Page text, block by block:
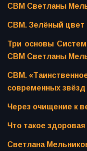
СВМ Светланы
СВМ. Зелёный цвет
Три основы
СВМ Светланы
СВМ.
современных звёзд
Через очищение к
Что такое
Светлана